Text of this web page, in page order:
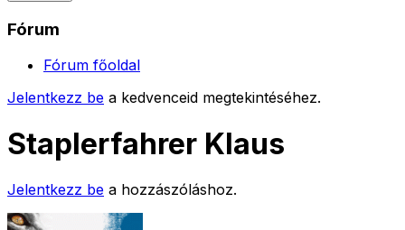
Fórum
Fórum főoldal
Jelentkezz be a kedvenceid megtekintéséhez.
Staplerfahrer Klaus
Jelentkezz be a hozzászóláshoz.